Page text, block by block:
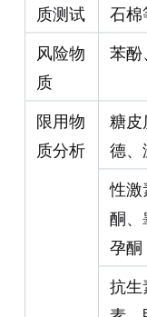
质测试
石棉
风险物
质
苯
限用物
质分析
糖皮
德、
性激
酮、
孕酮
抗生